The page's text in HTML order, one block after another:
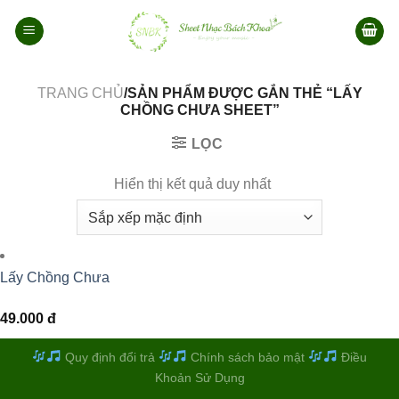
qua
TRANG CHỦ/SẢN PHẨM ĐƯỢC GẮN THẺ “LẤY
CHỒNG CHƯA SHEET”
LỌC
Hiển thị kết quả duy nhất
Lấy Chồng Chưa
49.000 đ
Quy định đổi trả Chính sách bảo mật
Điều
Khoản Sử Dụng